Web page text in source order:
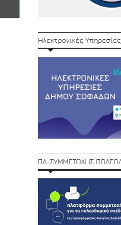
Ηλεκτρονικές
ΠΛ. ΣΥΜΜΕΤΟΧΗΣ